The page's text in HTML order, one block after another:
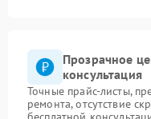
Прозрачное
консультация
Точные прайс-листы,
ремонта, отсутствие